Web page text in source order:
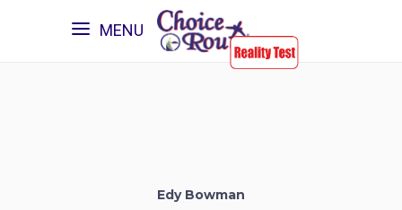
MENU
Edy Bowman